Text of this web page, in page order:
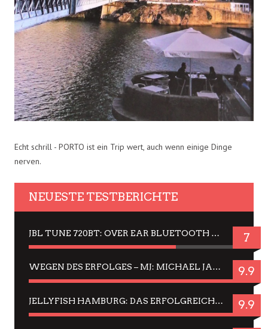
Echt schrill - PORTO ist ein Trip wert, auch wenn einige Dinge
nerven.
NEUESTE TESTBERICHTE
JBL TUNE 720BT: OVER EAR BLUETOOTH KOPFHÖRER UM DIE 50,-€ IM DAUER-TEST 7
WEGEN DES ERFOLGES – MJ: MICHAEL JACKSON MUSICAL IN EINER MATINEE SEHEN 9.9
JELLYFISH HAMBURG: DAS ERFOLGREICHE SOMMER-MENÜ 2025 IN GEFÜHLEN UND BILDERN 9.9